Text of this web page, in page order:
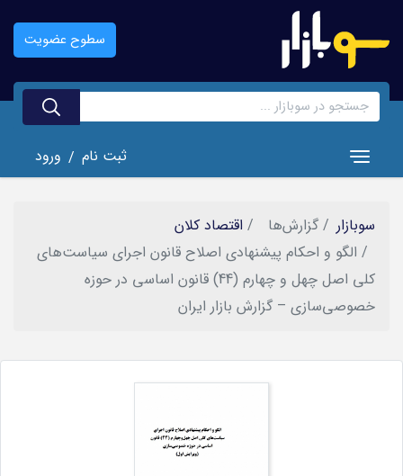
اصلی
سطوح عضویت
Toggle navigation ثبت نام / ورود
سوبازار گزارش‌ها
اقتصاد کلان
الگو و احكام پيشنهادی اصلاح قانون اجرای سياست‌های
كلی اصل چهل و چهارم (44) قانون اساسی در حوزه
خصوصی‌سازی – گزارش بازار ایران